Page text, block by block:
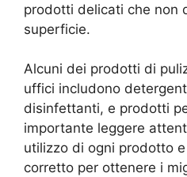
prodotti delicati che non
superficie.
Alcuni dei prodotti di
uffici includono
disinfettanti, e prodotti
importante leggere
utilizzo di ogni prodotto
corretto per ottenere i